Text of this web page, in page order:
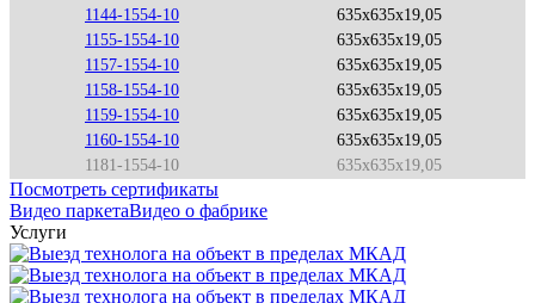
1144-1554-10
635x635x19,05
1155-1554-10
635x635x19,05
1157-1554-10
635x635x19,05
1158-1554-10
635x635x19,05
1159-1554-10
635x635x19,05
1160-1554-10
635x635x19,05
1181-1554-10
635x635x19,05
Посмотреть сертификаты
Видео паркетаВидео о фабрике
Услуги